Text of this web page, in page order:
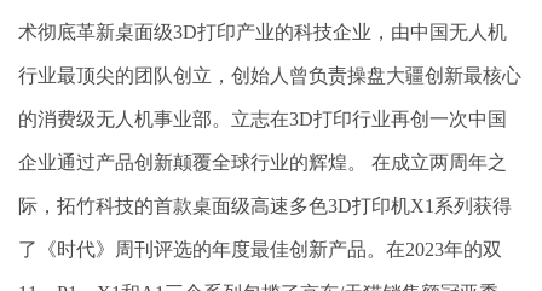
术彻底革新桌面级3D打印产业的科技企业，由中国无人机
行业最顶尖的团队创立，创始人曾负责操盘大疆创新最核心
的消费级无人机事业部。立志在3D打印行业再创一次中国
企业通过产品创新颠覆全球行业的辉煌。 在成立两周年之
际，拓竹科技的首款桌面级高速多色3D打印机X1系列获得
了《时代》周刊评选的年度最佳创新产品。在2023年的双